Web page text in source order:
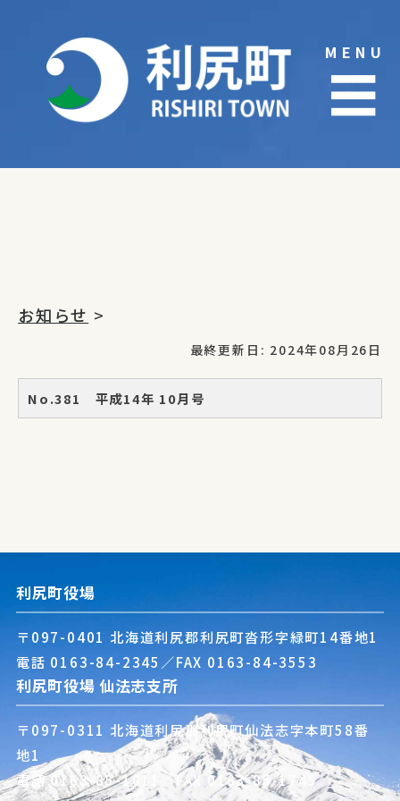
content
MENU
☰
お知らせ >
最終更新日: 2024年08月26日
No.381 平成14年 10月号
利尻町役場
〒097-0401 北海道利尻郡利尻町沓形字緑町14番地1
電話 0163-84-2345 ／FAX 0163-84-3553
利尻町役場 仙法志支所
〒097-0311 北海道利尻郡利尻町仙法志字本町58番
地1
電話0163-85-1011 ／FAX 0163-85-1745